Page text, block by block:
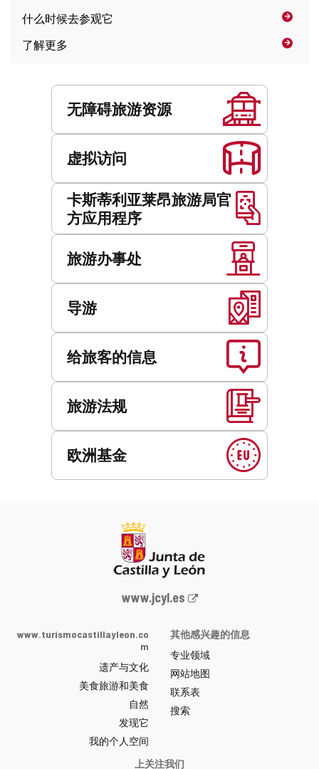
件
址
什么时候去参观它
了解更多
无障碍旅游资源
虚拟访问
卡斯蒂利亚莱昂旅游局官
方应用程序
旅游办事处
导游
给旅客的信息
旅游法规
欧洲基金
Junta
y
León
网
站
门
户
-
www.jcyl.es
www.turismocastillayleon.co
m
遗产与文化
美食旅游和美食
自然
发现它
我的个人空间
其他感兴趣的信息
专业领域
网站地图
联系表
搜索
上关注我们